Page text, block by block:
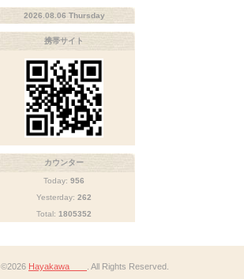
2026.08.06 Thursday
携帯サイト
カウンター
Today: 956
Yesterday: 262
Total: 1805352
©2026 Hayakawa . All Rights Reserved.